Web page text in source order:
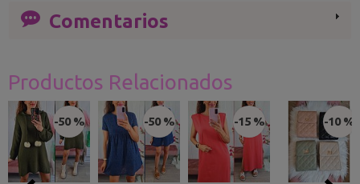
Comentarios
Productos Relacionados
-50 % -50 % -15 % -10 %